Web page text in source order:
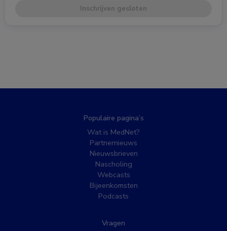
Inschrijven gesloten
Populaire pagina’s
Wat is MedNet?
Partnernieuws
Nieuwsbrieven
Nascholing
Webcasts
Bijeenkomsten
Podcasts
Vragen